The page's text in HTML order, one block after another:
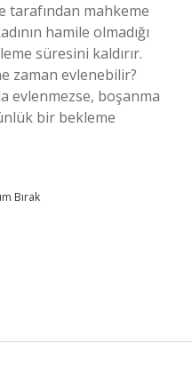
tarafından mahkeme
hamile olmadığı
süresini kaldırır.
zaman evlenebilir?
evlenmezse, boşanma
bir bekleme
Bırak